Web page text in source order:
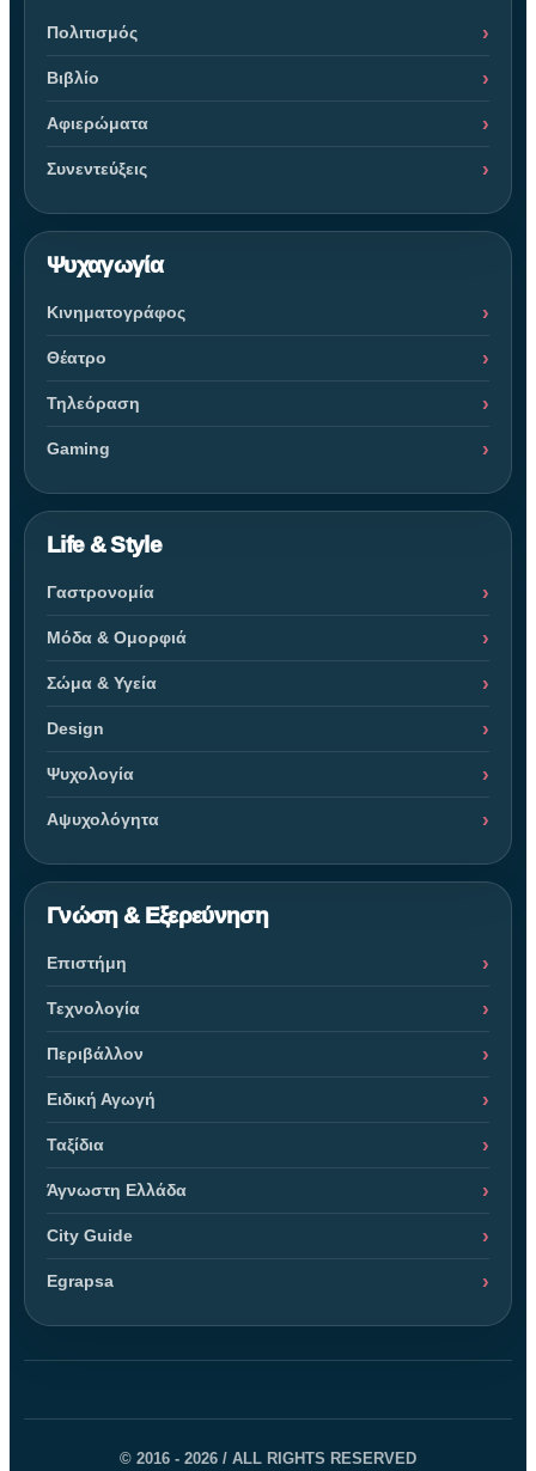
Πολιτισμός
Βιβλίο
Αφιερώματα
Συνεντεύξεις
Ψυχαγωγία
Κινηματογράφος
Θέατρο
Τηλεόραση
Gaming
Life & Style
Γαστρονομία
Μόδα & Ομορφιά
Σώμα & Υγεία
Design
Ψυχολογία
Αψυχολόγητα
Γνώση & Εξερεύνηση
Επιστήμη
Τεχνολογία
Περιβάλλον
Ειδική Αγωγή
Ταξίδια
Άγνωστη Ελλάδα
City Guide
Egrapsa
© 2016 - 2026 / ALL RIGHTS RESERVED